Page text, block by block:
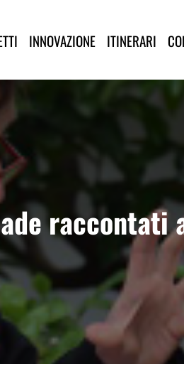
INNOVAZIONE ITINERARI
raccontati